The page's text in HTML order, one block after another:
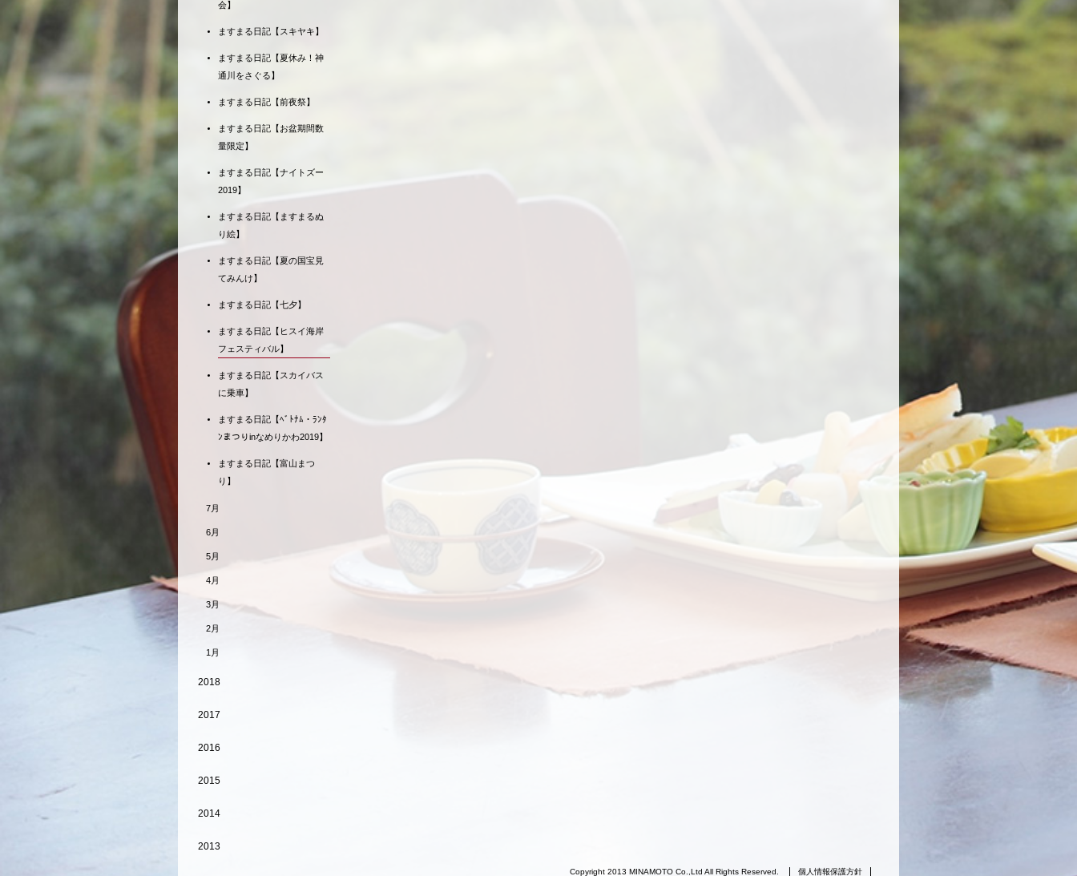
会】
ますまる日記【スキヤキ】
ますまる日記【夏休み！神
通川をさぐる】
ますまる日記【前夜祭】
ますまる日記【お盆期間数
量限定】
ますまる日記【ナイトズー
2019】
ますまる日記【ますまるぬ
り絵】
ますまる日記【夏の国宝見
てみんけ】
ますまる日記【七夕】
ますまる日記【ヒスイ海岸
フェスティバル】
ますまる日記【スカイバス
に乗車】
ますまる日記【ﾍﾞﾄﾅﾑ・ﾗﾝﾀ
ﾝまつりinなめりかわ2019】
ますまる日記【富山まつ
り】
7月
6月
5月
4月
3月
2月
1月
2018
2017
2016
2015
2014
2013
Copyright 2013 MINAMOTO Co.,Ltd All Rights Reserved. 個人情報保護方針